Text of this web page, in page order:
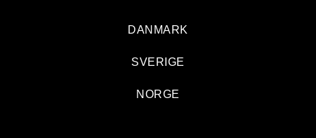
DANMARK
SVERIGE
NORGE